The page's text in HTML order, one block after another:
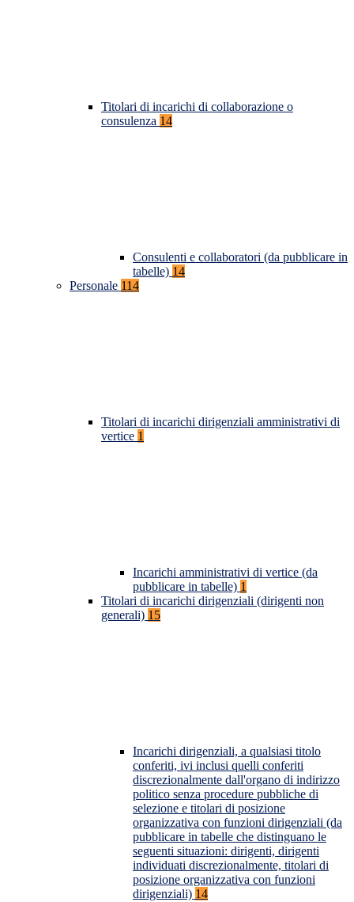
Titolari di incarichi di collaborazione o
consulenza 14
Consulenti e collaboratori (da pubblicare in
tabelle) 14
Personale 114
Titolari di incarichi dirigenziali amministrativi di
vertice 1
Incarichi amministrativi di vertice (da
pubblicare in tabelle) 1
Titolari di incarichi dirigenziali (dirigenti non
generali) 15
Incarichi dirigenziali, a qualsiasi titolo
conferiti, ivi inclusi quelli conferiti
discrezionalmente dall'organo di indirizzo
politico senza procedure pubbliche di
selezione e titolari di posizione
organizzativa con funzioni dirigenziali (da
pubblicare in tabelle che distinguano le
seguenti situazioni: dirigenti, dirigenti
individuati discrezionalmente, titolari di
posizione organizzativa con funzioni
dirigenziali) 14